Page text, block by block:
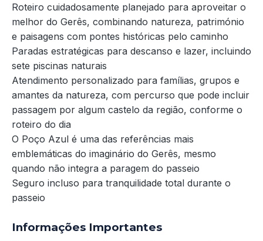
Roteiro cuidadosamente planejado para aproveitar o
melhor do Gerês, combinando natureza, património
e paisagens com pontes históricas pelo caminho
Paradas estratégicas para descanso e lazer, incluindo
sete piscinas naturais
Atendimento personalizado para famílias, grupos e
amantes da natureza, com percurso que pode incluir
passagem por algum castelo da região, conforme o
roteiro do dia
O Poço Azul é uma das referências mais
emblemáticas do imaginário do Gerês, mesmo
quando não integra a paragem do passeio
Seguro incluso para tranquilidade total durante o
passeio
Informações Importantes